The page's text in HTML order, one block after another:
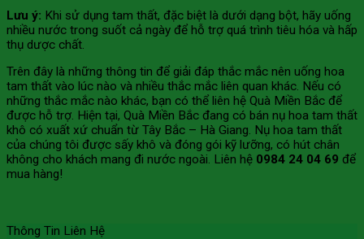
Lưu ý: Khi sử dụng tam thất, đặc biệt là dưới dạng bột, hãy uống
nhiều nước trong suốt cả ngày để hỗ trợ quá trình tiêu hóa và hấp
thụ dược chất.
Trên đây là những thông tin để giải đáp thắc mắc nên uống hoa
tam thất vào lúc nào và nhiều thắc mắc liên quan khác. Nếu có
những thắc mắc nào khác, bạn có thể liên hệ Quà Miền Bắc để
được hỗ trợ. Hiện tại, Quà Miền Bắc đang có bán nụ hoa tam thất
khô có xuất xứ chuẩn từ Tây Bắc – Hà Giang. Nụ hoa tam thất
của chúng tôi được sấy khô và đóng gói kỹ lưỡng, có hút chân
không cho khách mang đi nước ngoài. Liên hệ 0984 24 04 69 để
mua hàng!
Thông Tin Liên Hệ